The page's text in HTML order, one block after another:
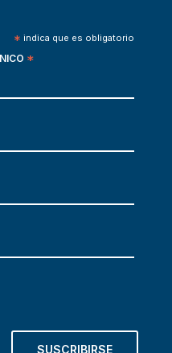
* indica que es obligatorio
*